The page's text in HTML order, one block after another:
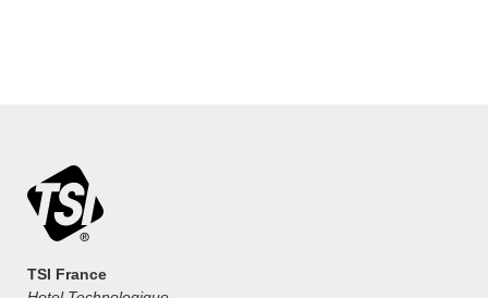
TSI France